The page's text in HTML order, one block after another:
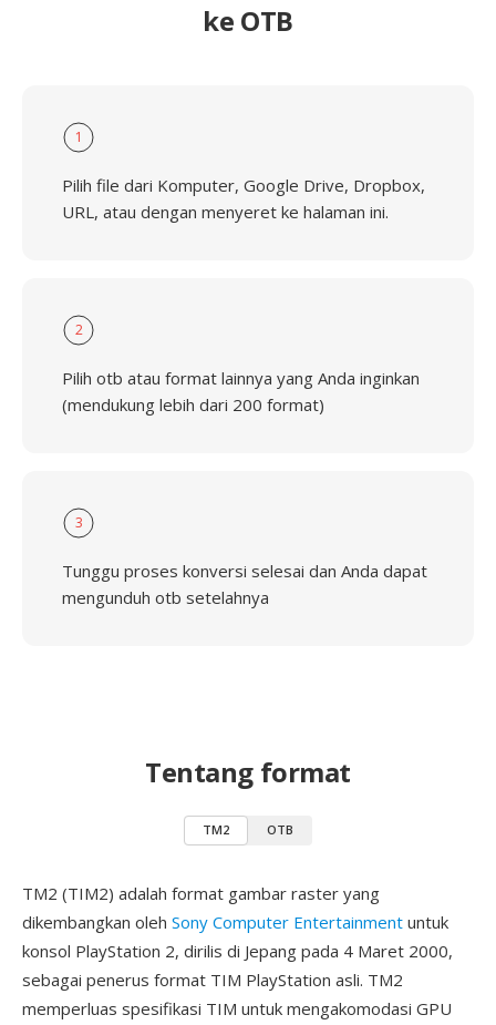
ke OTB
1
Pilih file dari Komputer, Google Drive, Dropbox,
URL, atau dengan menyeret ke halaman ini.
2
Pilih otb atau format lainnya yang Anda inginkan
(mendukung lebih dari 200 format)
3
Tunggu proses konversi selesai dan Anda dapat
mengunduh otb setelahnya
Tentang format
TM2 OTB
TM2 (TIM2) adalah format gambar raster yang
dikembangkan oleh Sony Computer Entertainment untuk
konsol PlayStation 2, dirilis di Jepang pada 4 Maret 2000,
sebagai penerus format TIM PlayStation asli. TM2
memperluas spesifikasi TIM untuk mengakomodasi GPU